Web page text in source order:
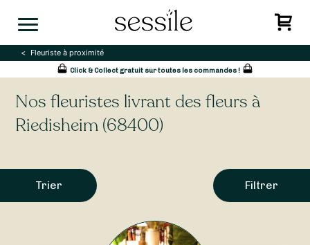
Fleuriste à proximité
Click & Collect gratuit sur toutes les commandes !
Nos fleuristes livrant des fleurs à
Riedisheim (68400)
Trier Filtrer